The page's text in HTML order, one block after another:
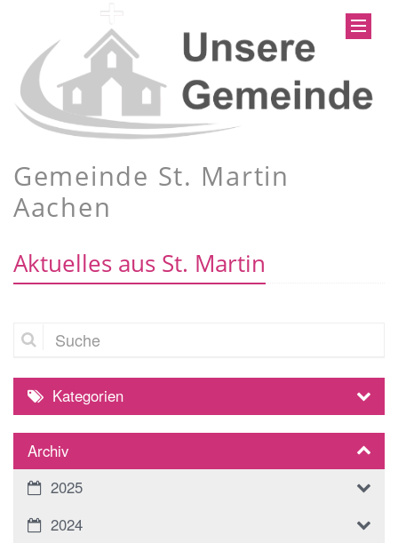
Gemeinde St. Martin
Aachen
Aktuelles aus St. Martin
Suche
Kategorien
Archiv
2025
2024